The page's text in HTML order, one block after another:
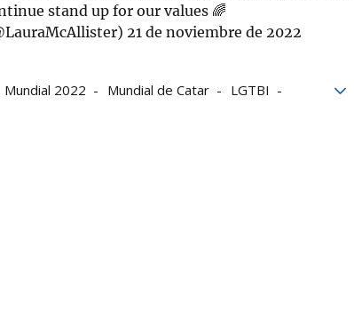
stand up for our values 🌈
21 de noviembre de 2022
Mundial 2022 Mundial de Catar
LGTBI